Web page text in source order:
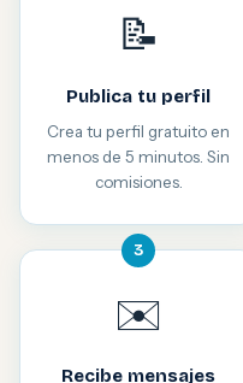
📝
Publica tu perfil
Crea tu perfil gratuito en
menos de 5 minutos. Sin
comisiones.
3
✉️
Recibe mensajes